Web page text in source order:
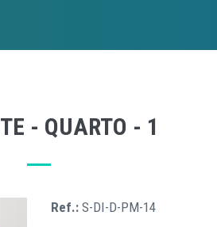
- QUARTO - 1
Ref.: S-DI-D-PM-14